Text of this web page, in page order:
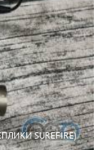
SUREFIRE)